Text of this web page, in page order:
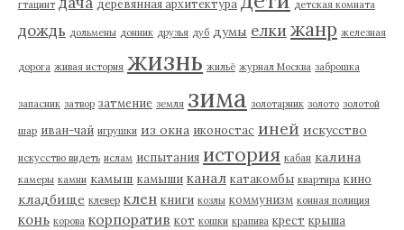
гтацинт деревянная архитектура детская комната
дождь дольмены донник друзья дуб думы елки жанр железная
дорога живая история жизнь жильё журнал Москва заброшка
запасник затвор затмение земля зима золотарник золото золотой
шар иван-чай игрушки из окна иконостас иней искусство
искусство видеть ислам испытания история кабан калина
камеры камни камыш камыши канал катакомбы квартира кино
кладбище клевер клен книги козлы коммунизм конная полиция
конь корова корпоратив кот кошки крапива крест крыша